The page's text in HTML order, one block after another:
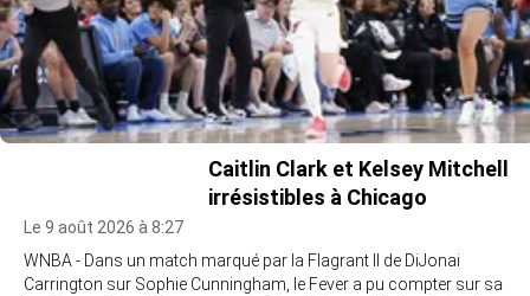
Caitlin Clark et Kelsey Mitchell
irrésistibles à Chicago
Le 9 août 2026 à 8:27
WNBA - Dans un match marqué par la Flagrant II de DiJonai
Carrington sur Sophie Cunningham, le Fever a pu compter sur sa